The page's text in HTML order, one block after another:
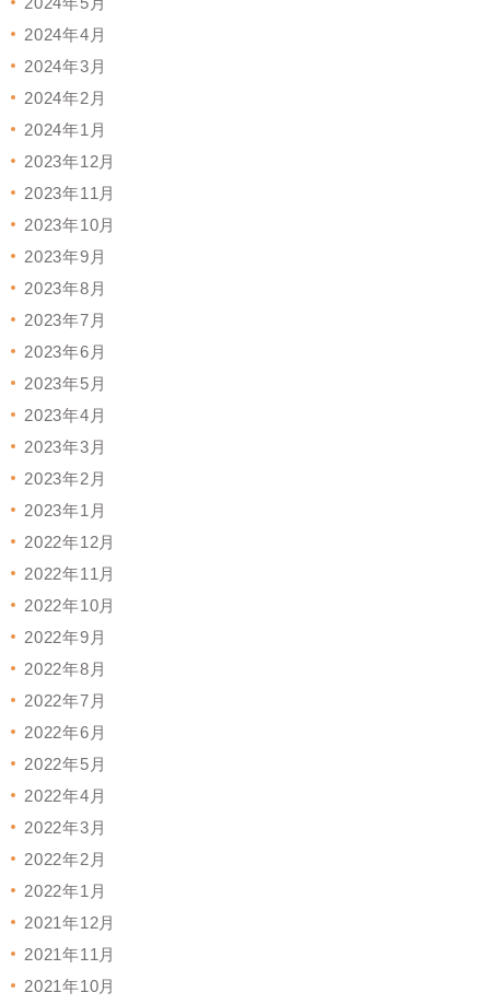
2024年4月
2024年3月
2024年2月
2024年1月
2023年12月
2023年11月
2023年10月
2023年9月
2023年8月
2023年7月
2023年6月
2023年5月
2023年4月
2023年3月
2023年2月
2023年1月
2022年12月
2022年11月
2022年10月
2022年9月
2022年8月
2022年7月
2022年6月
2022年5月
2022年4月
2022年3月
2022年2月
2022年1月
2021年12月
2021年11月
2021年10月